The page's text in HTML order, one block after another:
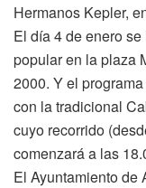
Hermanos Kepler,
El día 4 de enero
popular en la plaza
2000. Y el
con la tradicional
cuyo recorrido
comenzará a las
El Ayuntamiento de